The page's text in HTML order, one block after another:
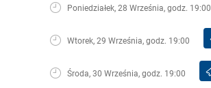
Poniedziałek, 28 Września, godz. 19:00
Wtorek, 29 Września, godz. 19:00
Środa, 30 Września, godz. 19:00